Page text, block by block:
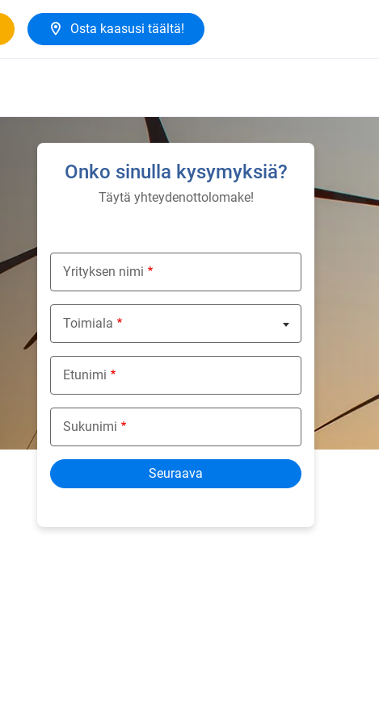
Osta kaasusi täältä!
Onko sinulla kysymyksiä?
Täytä yhteydenottolomake!
Yrityksen nimi
Toimiala
Nothing selected
Etunimi
Sukunimi